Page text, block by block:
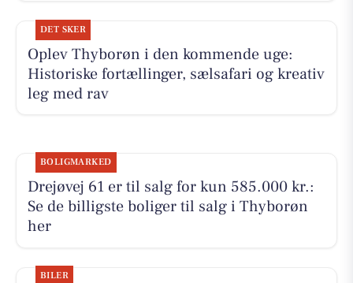
DET SKER
Oplev Thyborøn i den kommende uge:
Historiske fortællinger, sælsafari og kreativ
leg med rav
BOLIGMARKED
Drejøvej 61 er til salg for kun 585.000 kr.:
Se de billigste boliger til salg i Thyborøn
her
BILER